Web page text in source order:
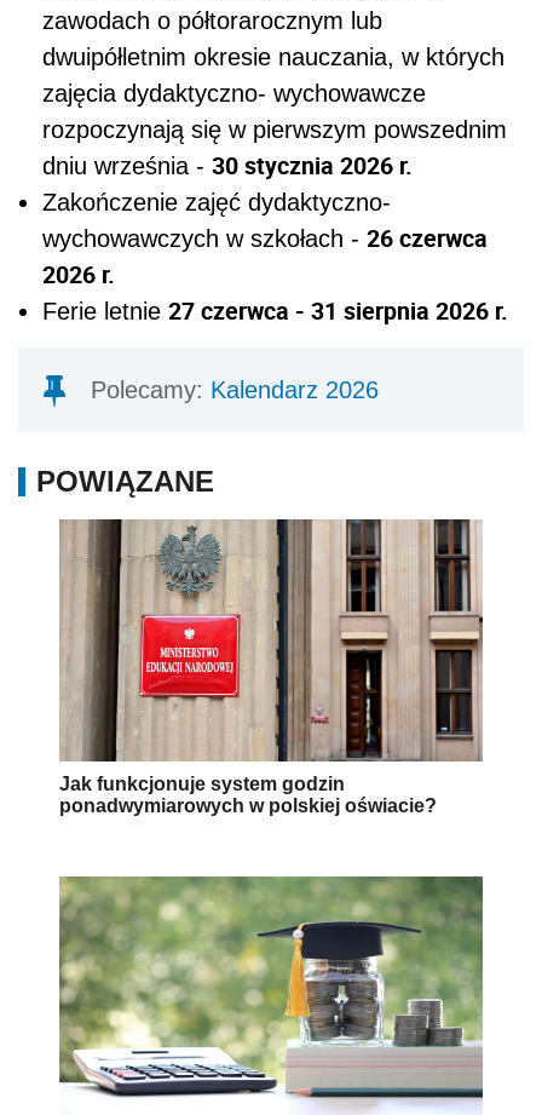
zawodach o półtorarocznym lub
dwuipółletnim okresie nauczania, w których
zajęcia dydaktyczno- wychowawcze
rozpoczynają się w pierwszym powszednim
dniu września - 30 stycznia 2026 r.
Zakończenie zajęć dydaktyczno-
wychowawczych w szkołach - 26 czerwca
2026 r.
Ferie letnie 27 czerwca - 31 sierpnia 2026 r.
Polecamy: Kalendarz 2026
POWIĄZANE
Jak funkcjonuje system godzin
ponadwymiarowych w polskiej oświacie?